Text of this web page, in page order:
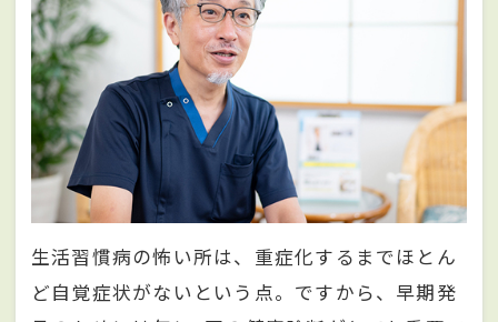
生活習慣病の怖い所は、重症化するまでほとん
ど自覚症状がないという点。ですから、早期発